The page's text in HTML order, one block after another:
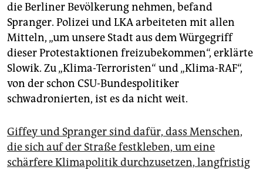
die Berliner Bevölkerung nehmen, befand
Spranger. Polizei und LKA arbeiteten mit allen
Mitteln, „um unsere Stadt aus dem Würgegriff
dieser Protestaktionen freizubekommen“, erklärte
Slowik. Zu „Klima-Terroristen“ und „Klima-RAF“,
von der schon CSU-Bundespolitiker
schwadronierten, ist es da nicht weit.
Giffey und Spranger sind dafür, dass Menschen,
die sich auf der Straße festkleben, um eine
schärfere Klimapolitik durchzusetzen, langfristig